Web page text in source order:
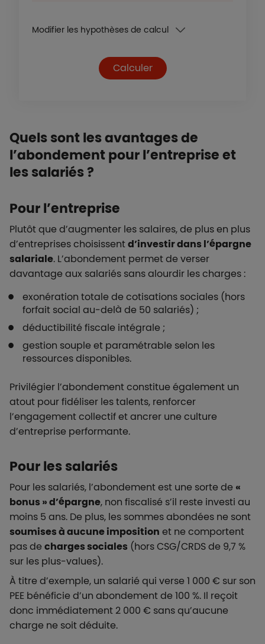
Modifier les hypothèses de calcul
Calculer
Quels sont les avantages de
l’abondement pour l’entreprise et
les salariés ?
Pour l’entreprise
Plutôt que d’augmenter les salaires, de plus en plus
d’entreprises choisissentd’investir dans l’épargne
salariale. L’abondement permet de verser
davantage aux salariés sans alourdir les charges :
exonération totale de cotisations sociales (hors
forfait social au-delà de 50 salariés) ;
déductibilité fiscale intégrale ;
gestion souple et paramétrable selon les
ressources disponibles.
Privilégier l’abondement constitue également un
atout pour fidéliser les talents, renforcer
l’engagement collectif et ancrer une culture
d’entreprise performante.
Pour les salariés
Pour les salariés, l’abondement est une sorte de «
bonus » d’épargne, non fiscalisé s’il reste investi au
moins 5 ans. De plus, les sommes abondées ne sont
soumises à aucune imposition et ne comportent
pas decharges sociales (hors CSG/CRDS de 9,7 %
sur les plus-values).
À titre d’exemple, un salarié qui verse 1 000 € sur son
PEE bénéficie d’un abondement de 100 %. Il reçoit
donc immédiatement 2 000 € sans qu’aucune
charge ne soit déduite.